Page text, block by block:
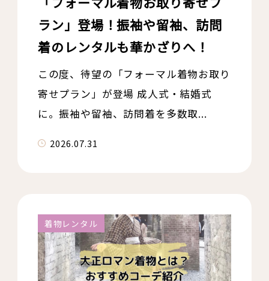
ラン」登場！振袖や留袖、訪問
着のレンタルも華かざりへ！
この度、待望の「フォーマル着物お取り
寄せプラン」が登場 成人式・結婚式
に。振袖や留袖、訪問着を多数取...
2026.07.31
着物レンタル